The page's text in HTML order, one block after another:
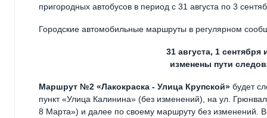
пригородных автобусов в период с 31 августа по 3
Городские автомобильные маршруты в регулярном
31 августа, 1
изменены пути
Маршрут №2 «Лакокраска - Улица Крупской» будет
пункт «Улица Калинина» (без изменений), на ул.
8 Марта») и далее по своему маршруту без изменений.